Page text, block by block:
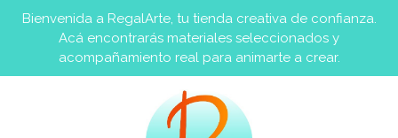
Bienvenida a RegalArte, tu tienda creativa de confianza.
Acá encontrarás materiales seleccionados y
acompañamiento real para animarte a crear.